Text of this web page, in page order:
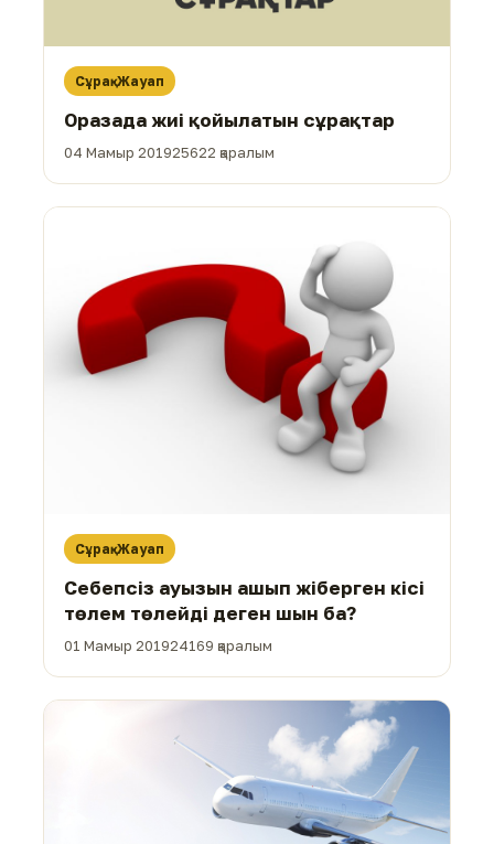
Сұрақ-Жауап
Оразада жиі қойылатын сұрақтар
04 Мамыр 201925622 қаралым
Сұрақ-Жауап
Себепсіз ауызын ашып жіберген кісі
төлем төлейді деген шын ба?
01 Мамыр 201924169 қаралым